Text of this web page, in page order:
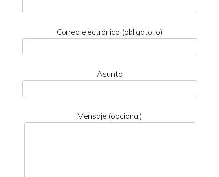
Correo electrónico (obligatorio)
Asunto
Mensaje (opcional)